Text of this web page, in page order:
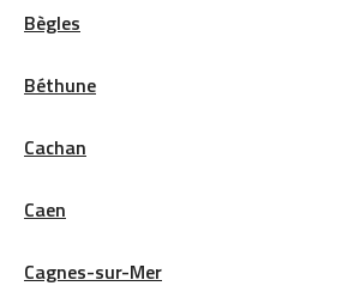
Bègles
Béthune
Cachan
Caen
Cagnes-sur-Mer